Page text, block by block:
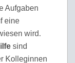
Aufgaben
eine
wird.
sind
Kolleginnen